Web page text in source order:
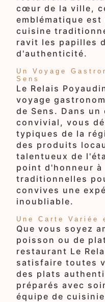
cœur de la ville,
emblématique
cuisine
ravit les papilles
d'authenticité.
Un Voyage
Sens
Le Relais
voyage
de Sens. Dans
convivial, vous
typiques de la
des produits
talentueux de
point d'honneur
traditionnelles
convives une
inoubliable.
Une Carte Variée
Que vous soyez
poisson ou de
restaurant Le
satisfaire toutes
des plats
préparés avec
équipe de